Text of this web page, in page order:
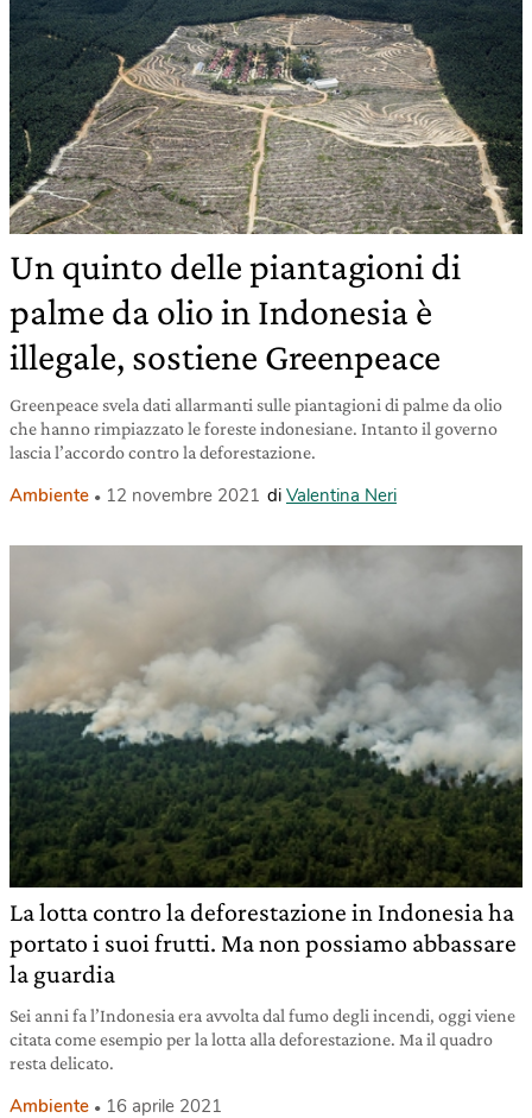
Un quinto delle piantagioni di
palme da olio in Indonesia è
illegale, sostiene Greenpeace
Greenpeace svela dati allarmanti sulle piantagioni di palme da olio
che hanno rimpiazzato le foreste indonesiane. Intanto il governo
lascia l’accordo contro la deforestazione.
Ambiente 12 novembre 2021 di Valentina Neri
La lotta contro la deforestazione in Indonesia ha
portato i suoi frutti. Ma non possiamo abbassare
la guardia
Sei anni fa l’Indonesia era avvolta dal fumo degli incendi, oggi viene
citata come esempio per la lotta alla deforestazione. Ma il quadro
resta delicato.
Ambiente 16 aprile 2021